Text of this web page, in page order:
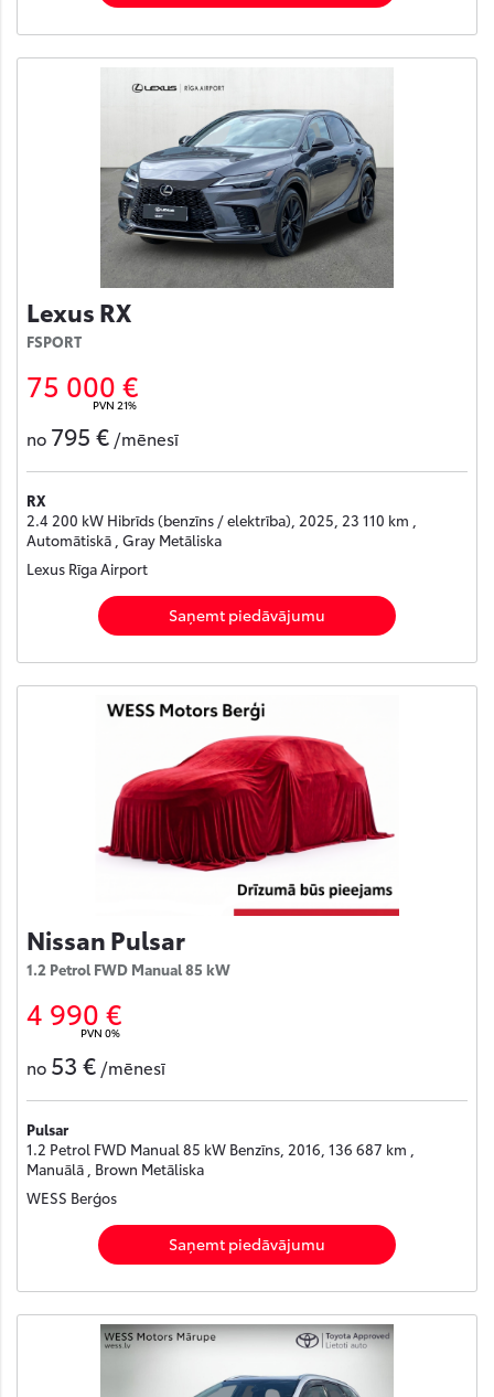
Lexus RX
FSPORT
75 000 €
PVN 21%
no 795 € /mēnesī
RX
2.4 200 kW Hibrīds (benzīns / elektrība), 2025, 23 110 km ,
Automātiskā , Gray Metāliska
Lexus Rīga Airport
Saņemt piedāvājumu
Nissan Pulsar
1.2 Petrol FWD Manual 85 kW
4 990 €
PVN 0%
no 53 € /mēnesī
Pulsar
1.2 Petrol FWD Manual 85 kW Benzīns, 2016, 136 687 km ,
Manuālā , Brown Metāliska
WESS Berģos
Saņemt piedāvājumu